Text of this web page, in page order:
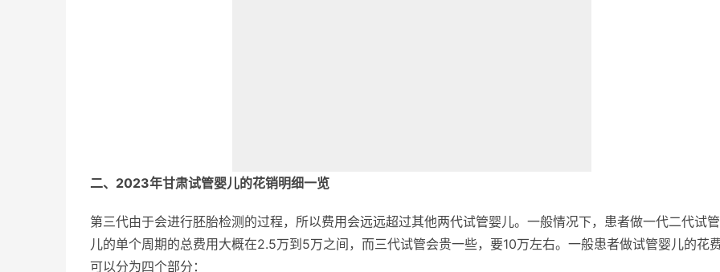
二、2023年甘肃试管婴儿的花销明细一览
第三代由于会进行胚胎检测的过程，所以费用会远远超过其他两代试管婴儿。一般情况下，患者做一代二代试
儿的单个周期的总费用大概在2.5万到5万之间，而三代试管会贵一些，要10万左右。一般患者做试管婴儿的花
可以分为四个部分：